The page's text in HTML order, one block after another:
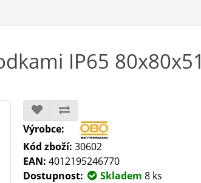
IP65 80x80x51
Výrobce:
Kód zboží: 30602
EAN: 4012195246770
Dostupnost:
Skladem 8 ks